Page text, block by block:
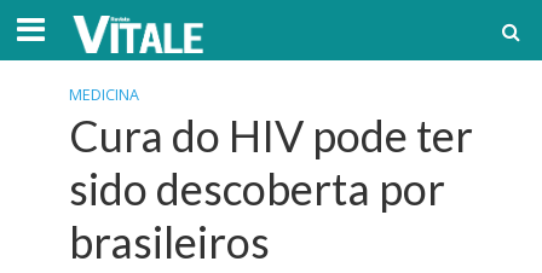
MEDICINA
Cura do HIV pode ter
sido descoberta por
brasileiros